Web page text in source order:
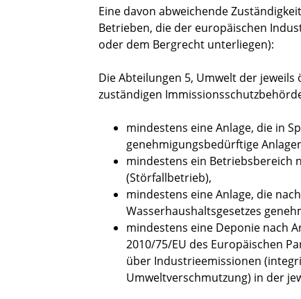
Eine davon abweichende
Betrieben, die der europäischen
oder dem Bergrecht unterliegen):
Die Abteilungen 5, Umwelt der
zuständigen
mindestens eine Anlage, die in
genehmigungsbedürftige
mindestens ein Betriebsbereich
(Störfallbetrieb),
mindestens eine Anlage, die
Wasserhaushaltsgesetzes
mindestens eine Deponie nach
2010/75/EU des Europäischen
über Industrieemissionen
Umweltverschmutzung) in der